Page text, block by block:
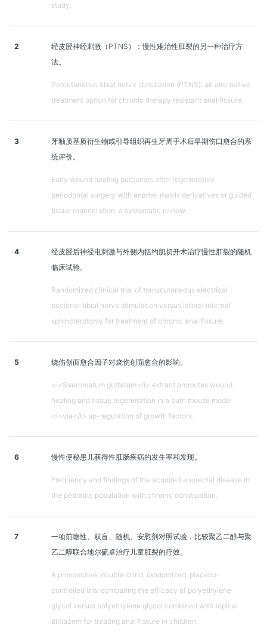
study.
2
经皮胫神经刺激（PTNS）：慢性难治性肛裂的另一种治疗方
法。
Percutaneous tibial nerve stimulation (PTNS): an alternative
treatment option for chronic therapy resistant anal fissure.
3
牙釉质基质衍生物或引导组织再生牙周手术后早期伤口愈合的系
统评价。
Early wound healing outcomes after regenerative
periodontal surgery with enamel matrix derivatives or guided
tissue regeneration: a systematic review.
4
经皮胫后神经电刺激与外侧内括约肌切开术治疗慢性肛裂的随机
临床试验。
Randomized clinical trial of transcutaneous electrical
posterior tibial nerve stimulation versus lateral internal
sphincterotomy for treatment of chronic anal fissure.
5 烧伤创面愈合因子对烧伤创面愈合的影响。
<i>Sauromatum guttatum</i> extract promotes wound
healing and tissue regeneration in a burn mouse model
<i>via</i> up-regulation of growth factors.
6 慢性便秘患儿获得性肛肠疾病的发生率和发现。
Frequency and findings of the acquired anorectal disease in
the pediatric population with chronic constipation.
7
一项前瞻性、双盲、随机、安慰剂对照试验，比较聚乙二醇与聚
乙二醇联合地尔硫卓治疗儿童肛裂的疗效。
A prospective, double-blind, randomized, placebo-
controlled trial comparing the efficacy of polyethylene
glycol versus polyethylene glycol combined with topical
diltiazem for treating anal fissure in children.